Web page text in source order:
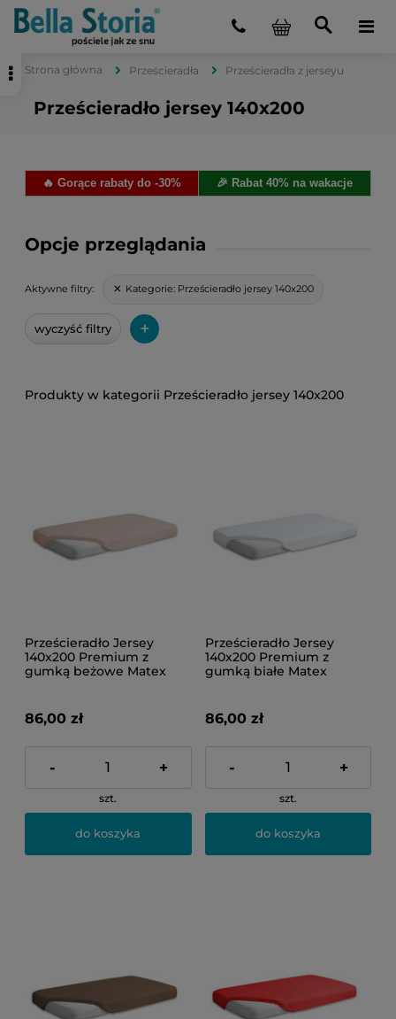
Strona główna Prześcieradła Prześcieradła z jerseyu
Prześcieradło jersey 140x200
🔥 Gorące rabaty do -30% 🎉 Rabat 40% na wakacje
Opcje przeglądania
Aktywne filtry: Kategorie: Prześcieradło jersey 140x200
wyczyść filtry +
Prześcieradło jersey 140x200
Prześcieradło Jersey
140x200 Premium z
gumką beżowe Matex
86,00 zł
- +
szt.
do koszyka
Prześcieradło Jersey
140x200 Premium z
gumką białe Matex
86,00 zł
- +
szt.
do koszyka